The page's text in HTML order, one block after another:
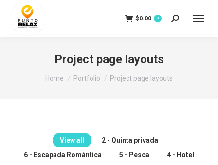
$0.00 0 Search:
Project page layouts
You are here:
Home Portfolio Project page layouts
View all
2 - Quinta privada
6 - Escapada Romántica
5 - Pesca
4 - Hotel